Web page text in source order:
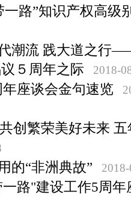
一路”知识产权高级
潮流 践大道之行
５周年之际
2018-
座谈会金句速览
创繁荣美好未来
的“非洲典故”
路"建设工作5周年